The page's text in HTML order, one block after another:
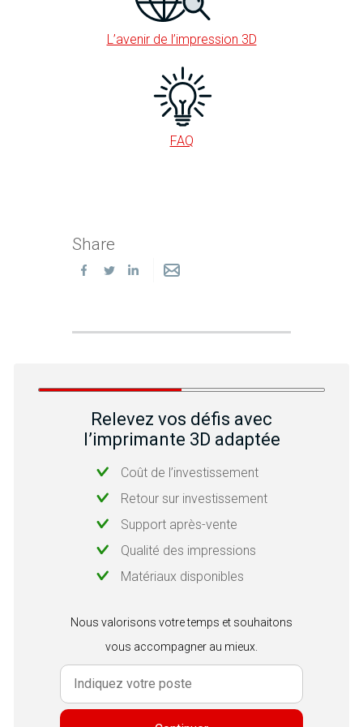
L’avenir de l’impression 3D
FAQ
Share
Relevez vos défis avec
l’imprimante 3D adaptée
Coût de l’investissement
Retour sur investissement
Support après-vente
Qualité des impressions
Matériaux disponibles
Nous valorisons votre temps et souhaitons
vous accompagner au mieux.